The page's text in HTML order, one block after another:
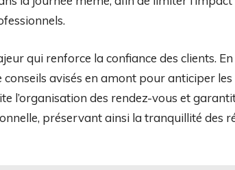
qui renforce la confiance des clients.
avisés en amont pour anticiper les
l’organisation des rendez-vous et
préservant ainsi la tranquillité des